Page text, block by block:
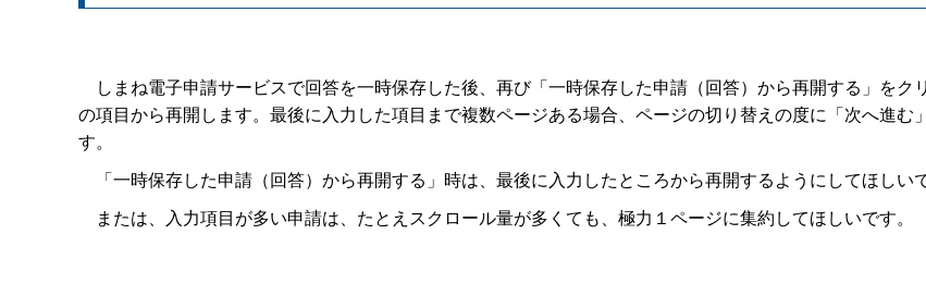
しまね電子申請サービスで回答を一時保存した後、再び「一時保存した申請（回答）から再開する」を
の項目から再開します。最後に入力した項目まで複数ページある場合、ページの切り替えの度に「次へ進
す。
「一時保存した申請（回答）から再開する」時は、最後に入力したところから再開するようにしてほしいで
または、入力項目が多い申請は、たとえスクロール量が多くても、極力１ページに集約してほしいです。